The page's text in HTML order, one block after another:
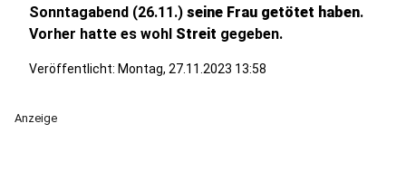
Sonntagabend (26.11.) seine Frau getötet haben.
Vorher hatte es wohl Streit gegeben.
Veröffentlicht: Montag, 27.11.2023 13:58
Anzeige